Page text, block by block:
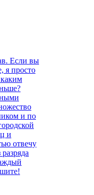
Если вы
я просто
и по
и
отвечу